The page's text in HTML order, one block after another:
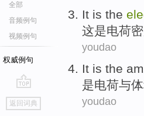
全部
音频例句
视频例句
权威例句
go
top
返回词典
It is the
这是电荷
youdao
It is the
是电荷与
youdao